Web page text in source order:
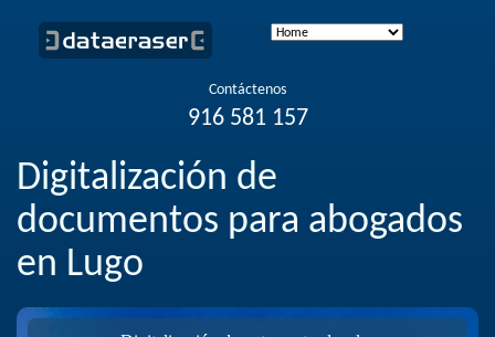
Contáctenos
916 581 157
Digitalización de
documentos para abogados
en Lugo